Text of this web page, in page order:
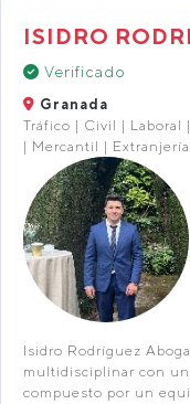
ISIDRO
Verificado
Granada
Tráfico | Civil | Laboral
| Mercantil |
Isidro Rodríguez
multidisciplinar con
compuesto por un